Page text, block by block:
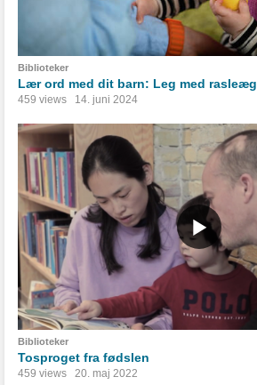
Biblioteker
Lær ord med dit barn: Leg med rasleæg
459 views 14. juni 2024
Biblioteker
Tosproget fra fødslen
459 views 20. maj 2022